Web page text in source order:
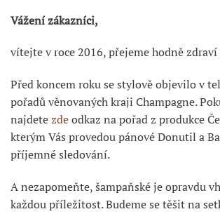
Vážení zákazníci,
vítejte v roce 2016, přejeme hodně zdraví
Před koncem roku se stylově objevilo v
pořadů věnovaných kraji Champagne.
najdetezdeodkaz na pořad z produkce
kterým Vás provedou pánové Donutil a
příjemné sledování.
A nezapomeňte, šampaňské je opravdu
každou příležitost. Budeme se těšit na